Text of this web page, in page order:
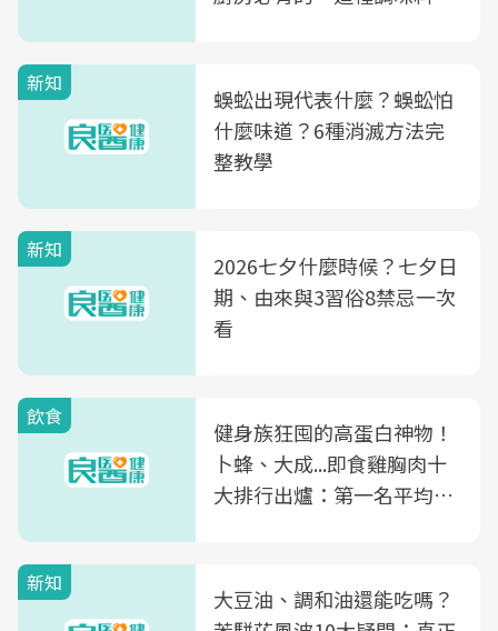
新知
蜈蚣出現代表什麼？蜈蚣怕
什麼味道？6種消滅方法完
整教學
新知
2026七夕什麼時候？七夕日
期、由來與3習俗8禁忌一次
看
飲食
健身族狂囤的高蛋白神物！
卜蜂、大成...即食雞胸肉十
大排行出爐：第一名平均一
新知
大豆油、調和油還能吃嗎？